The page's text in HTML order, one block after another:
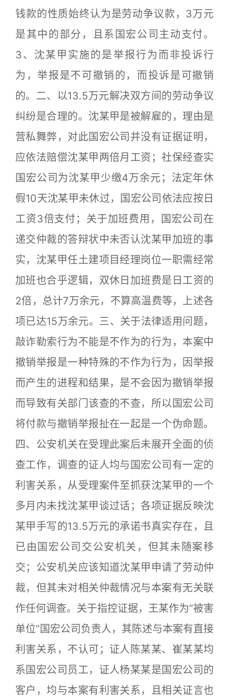
钱款的性质始终认为是劳动争议款，3万元
是其中的部分，且系国宏公司主动支付。
3、沈某甲实施的是举报行为而非投诉行
为，举报是不可撤销的，而投诉是可撤销
的。二、以13.5万元解决双方间的劳动争议
纠纷是合理的。沈某甲是被解雇的，理由是
营私舞弊，对此国宏公司并没有证据证明，
应依法赔偿沈某甲两倍月工资；社保经查实
国宏公司为沈某甲少缴4万余元；法定年休
假10天沈某甲未休过，国宏公司依法应按日
工资3倍支付；关于加班费用，国宏公司在
递交仲裁的答辩状中未否认沈某甲加班的事
实，沈某甲任土建项目经理岗位一职需经常
加班也合乎逻辑，双休日加班费是日工资的
2倍，总计7万余元，不算高温费等，上述各
项已达15万余元。三、关于法律适用问题，
敲诈勒索行为不能是不作为的行为，本案中
撤销举报是一种特殊的不作为行为，因举报
而产生的进程和结果，是不会因为撤销举报
而导致有关部门该查的不查，所以国宏公司
将付款与撤销举报扯在一起是一个伪命题。
四、公安机关在受理此案后未展开全面的侦
查工作，调查的证人均与国宏公司有一定的
利害关系，从受理案件至抓获沈某甲的一个
多月内未找沈某甲谈过话；各项证据反映沈
某甲手写的13.5万元的承诺书真实存在，且
已由国宏公司交公安机关，但其未随案移
交；公安机关应该知道沈某甲申请了劳动仲
裁，但其未对相关仲裁情况与本案有无关联
作任何调查。关于指控证据，王某作为“被害
单位”国宏公司负责人，其陈述与本案有直接
利害关系，不认可；证人陈某某、崔某某均
系国宏公司员工，证人杨某某是国宏公司的
客户，均与本案有利害关系，且相关证言也